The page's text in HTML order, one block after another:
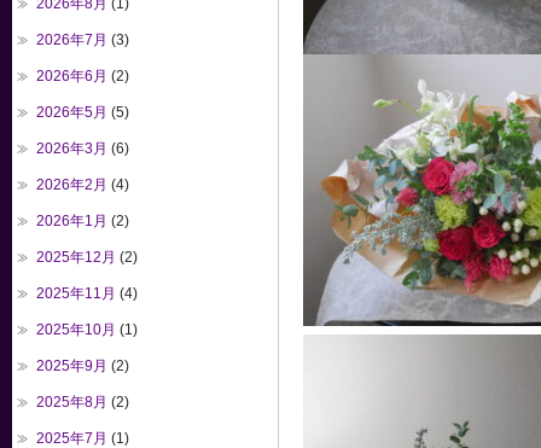
2026年8月 (1)
2026年7月 (3)
2026年6月 (2)
2026年5月 (5)
2026年3月 (6)
2026年2月 (4)
2026年1月 (2)
2025年12月 (2)
2025年11月 (4)
2025年10月 (1)
2025年9月 (2)
2025年8月 (2)
2025年7月 (1)